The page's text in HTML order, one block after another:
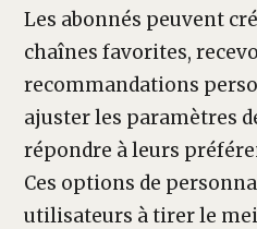
Les abonnés peuvent
chaînes favorites,
recommandations
ajuster les paramètres
répondre à leurs
Ces options de
utilisateurs à tirer le